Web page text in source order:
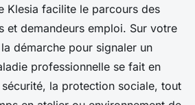
Klesia facilite le parcours des
et demandeurs emploi. Sur votre
démarche pour signaler un
professionnelle se fait en
la protection sociale, tout